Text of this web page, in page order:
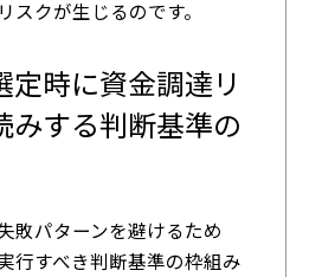
スクが生じるのです。
定時に資金調達リ
みする判断基準の
敗パターンを避けるため
行すべき判断基準の枠組み